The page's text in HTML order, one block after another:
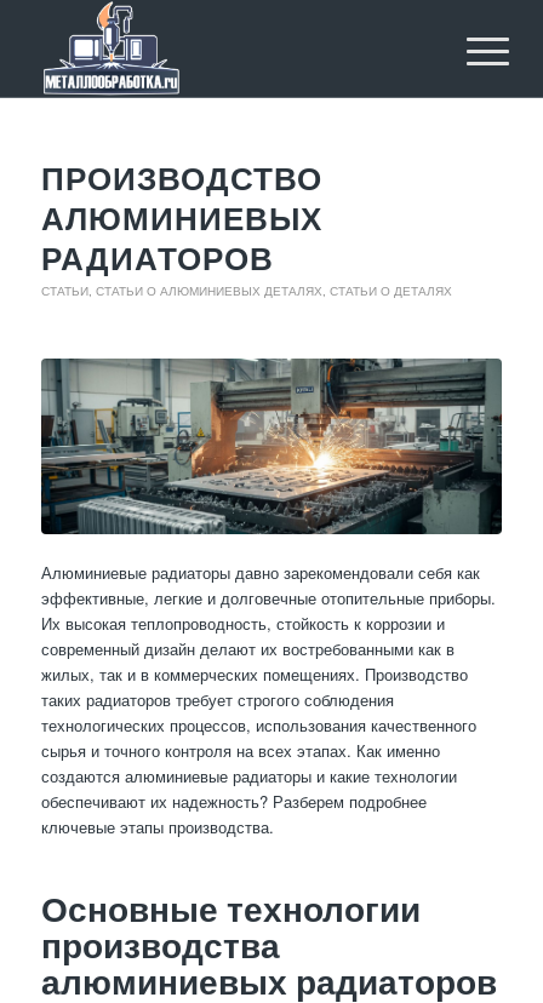
ПРОИЗВОДСТВО
АЛЮМИНИЕВЫХ
РАДИАТОРОВ
СТАТЬИ, СТАТЬИ О АЛЮМИНИЕВЫХ ДЕТАЛЯХ СТАТЬИ О ДЕТАЛЯХ
Алюминиевые радиаторы давно зарекомендовали себя как
эффективные, легкие и долговечные отопительные приборы.
Их высокая теплопроводность, стойкость к коррозии и
современный дизайн делают их востребованными как в
жилых, так и в коммерческих помещениях. Производство
таких радиаторов требует строгого соблюдения
технологических процессов, использования качественного
сырья и точного контроля на всех этапах. Как именно
создаются алюминиевые радиаторы и какие технологии
обеспечивают их надежность? Разберем подробнее
ключевые этапы производства.
Основные технологии
производства
алюминиевых радиаторов